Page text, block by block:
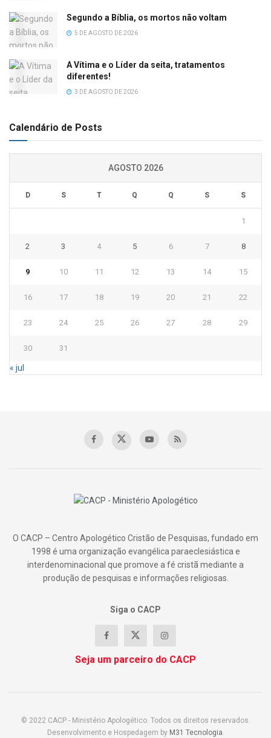
Segundo a Bíblia, os mortos não voltam
5 DE AGOSTO DE 2026
A Vítima e o Líder da seita, tratamentos
diferentes!
3 DE AGOSTO DE 2026
Calendário de Posts
AGOSTO 2026
D S T Q Q S S
1
2 3 4 5 6 7 8
9 10 11 12 13 14 15
16 17 18 19 20 21 22
23 24 25 26 27 28 29
30 31
« jul
O CACP – Centro Apologético Cristão de Pesquisas, fundado em
1998 é uma organização evangélica paraeclesiástica e
interdenominacional que promove a fé cristã mediante a
produção de pesquisas e informações religiosas.
Siga o CACP
Seja um parceiro do CACP
© 2022 CACP - Ministério Apologético. Todos os direitos reservados.
Desenvolvimento e Hospedagem by M31 Tecnologia.